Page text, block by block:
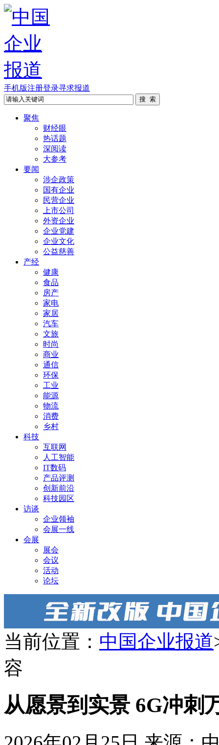
手机版注册登录寻求报道
聚焦
财经眼
热话题
深阅读
大参考
要闻
涉企政策
国有企业
民营企业
上市公司
外资企业
企业党建
企业文化
公益慈善
产经
健康
食品
房产
家电
家居
汽车
文旅
时尚
商业
通信
环保
工业
能源
物流
消费
乡村
科技
互联网
人工智能
IT数码
产品评测
创新前沿
科技园区
访谈
企业领袖
会展一线
会展
展会
会议
活动
论坛
当前位置： 中国企业报道
容
从愿景到实景 6G冲刺